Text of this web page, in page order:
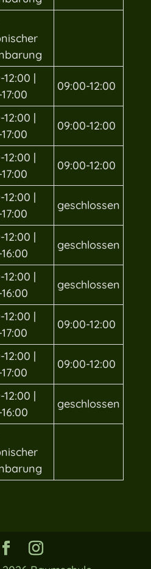
|
09:00-12:00
|
09:00-12:00
|
09:00-12:00
|
geschlossen
|
geschlossen
|
geschlossen
|
09:00-12:00
|
09:00-12:00
|
geschlossen